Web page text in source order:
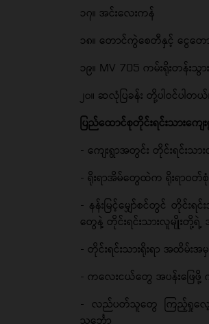
၁၇။ အင်းလေးကန်
၁၈။ တောင်ကွဲစေတီနှင့် ငွေတ
၁၉။ MV 705 ကမ်းရိုးတန်းသွာ
၂၀။ ဆလုံပြခန်း တို့ပါဝင်ပါတယ်
ပြည်ထောင်စုတိုင်းရင်းသား
- ကျေးရွာအတွင်း တိုင်းရင်းသ
- ရိုးရာအိမ်တွေထဲက ရိုးရာဝ
- နန်းမြင့်မျှော်စင်တွင် တိုင်းရ
တွေနဲ့ တိုင်းရင်းသားလူမျိုးတို့ရဲ့
- တိုင်းရင်းသားရိုးရာ အထိမ်
- ကလေးငယ်တွေ အပန်းဖြေဖို့
- လည်ပတ်သူတွေ ကြည့်ရှုလေ့လာ
သင်္ဘော